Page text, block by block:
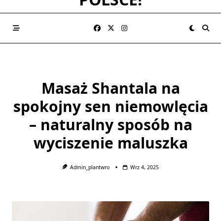
Masaż Shantala na
spokojny sen niemowlęcia
– naturalny sposób na
wyciszenie maluszka
Admin_plantwro Wrz 4, 2025